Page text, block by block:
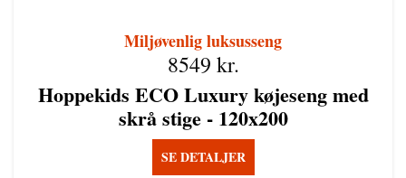
Miljøvenlig luksusseng
Hoppekids ECO Luxury køjeseng med
skrå stige - 120x200
8549 kr.
SE DETALJER